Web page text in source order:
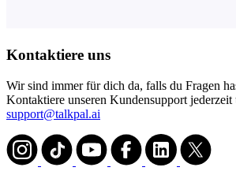
Kontaktiere uns
Wir sind immer für dich da, falls du Fragen
Kontaktiere unseren Kundensupport jederzeit
support@talkpal.ai